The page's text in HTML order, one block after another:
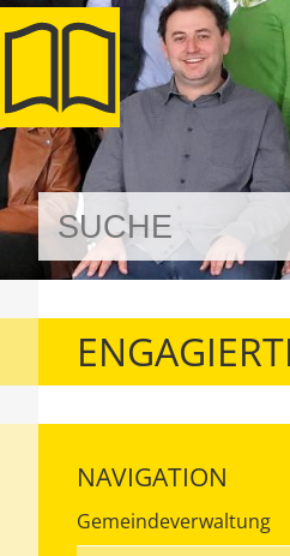
NAVIGATION
Gemeindeverwaltung